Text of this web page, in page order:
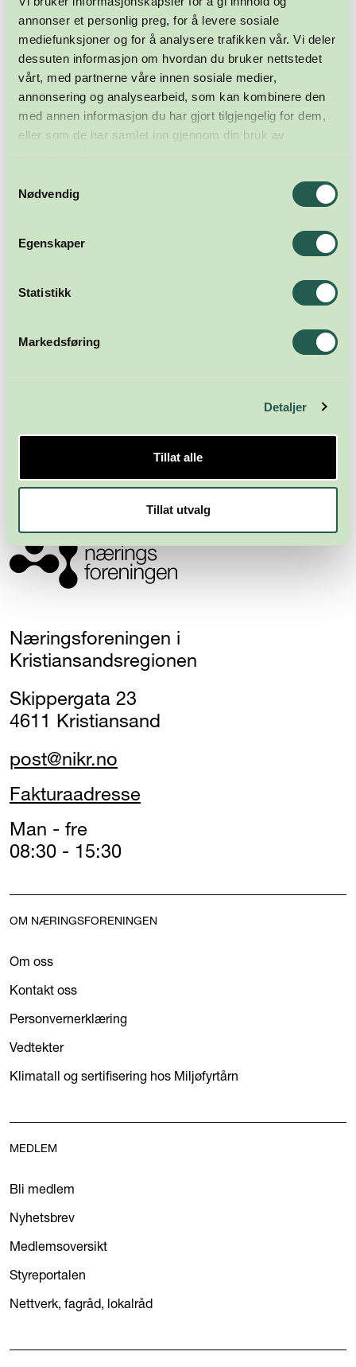
annonser et personlig preg, for å levere sosiale
mediefunksjoner og for å analysere trafikken vår. Vi deler
dessuten informasjon om hvordan du bruker nettstedet
vårt, med partnerne våre innen sosiale medier,
annonsering og analysearbeid, som kan kombinere den
med annen informasjon du har gjort tilgjengelig for dem,
eller som de har samlet inn gjennom din bruk av
tjenestene deres.
Nødvendig
Egenskaper
Statistikk
Markedsføring
Detaljer
Tillat alle
Tillat utvalg
Meld deg på nyhetsbrevet
Næringsforeningen i
Kristiansandsregionen
Skippergata 23
4611 Kristiansand
post@nikr.no
Fakturaadresse
Man - fre
08:30 - 15:30
OM NÆRINGSFORENINGEN
Om oss
Kontakt oss
Personvernerklæring
Vedtekter
Klimatall og sertifisering hos Miljøfyrtårn
MEDLEM
Bli medlem
Nyhetsbrev
Medlemsoversikt
Styreportalen
Nettverk, fagråd, lokalråd